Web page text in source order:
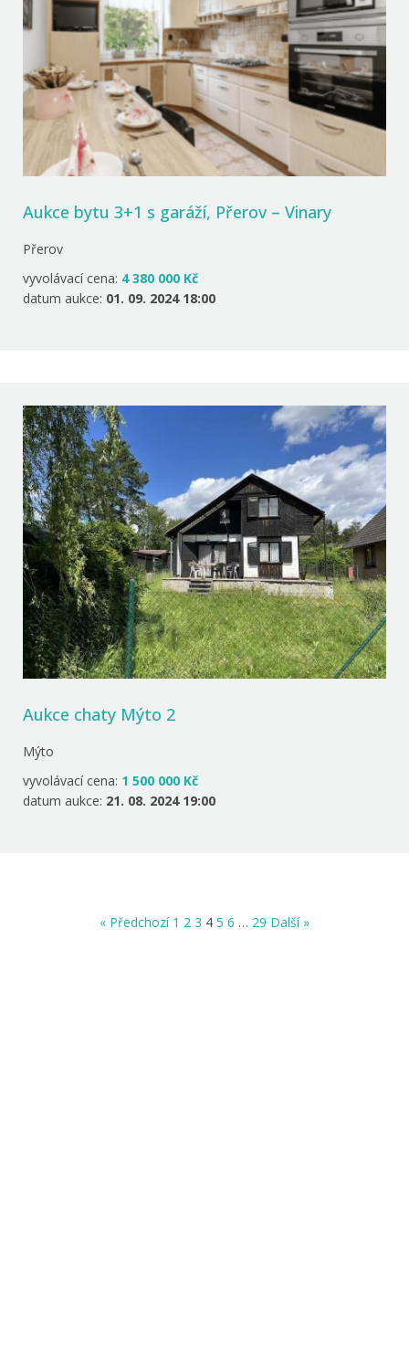
Aukce bytu 3+1 s garáží, Přerov – Vinary
Přerov
vyvolávací cena: 4 380 000 Kč
datum aukce: 01. 09. 2024 18:00
Aukce chaty Mýto 2
Mýto
vyvolávací cena: 1 500 000 Kč
datum aukce: 21. 08. 2024 19:00
« Předchozí 1 2 3 4 5 6 … 29 Další »